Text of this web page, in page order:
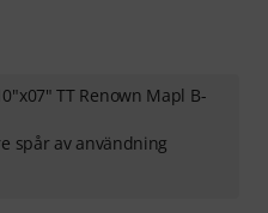
TT Renown Mapl B-
spår av användning